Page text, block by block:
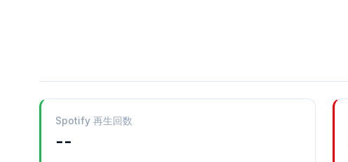
Spotify 再生回数
--